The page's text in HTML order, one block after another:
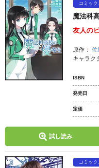
コミック
魔法科
友人の
原作：
キャラク
ISBN
発売日
定価
試し読み
コミック